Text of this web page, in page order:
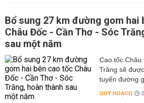
Bổ sung 27 km đường gom hai
Châu Đốc - Cần Thơ - Sóc
sau một năm
Cao tốc
Trăng sẽ
tuyến đường
QUY HOẠCH